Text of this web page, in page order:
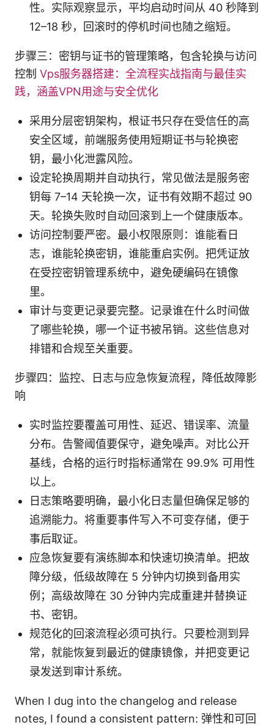
性。实际观察显示，平均启动时间从 40 秒降到
12–18 秒，回滚时的停机时间也随之缩短。
步骤三：密钥与证书的管理策略，包含轮换与访问
控制 Vps服务器搭建：全流程实战指南与最佳实
践，涵盖VPN用途与安全优化
采用分层密钥架构，根证书只存在受信任的高
安全区域，前端服务使用短期证书与轮换密
钥，最小化泄露风险。
设定轮换周期并自动执行，常见做法是服务密
钥每 7–14 天轮换一次，证书有效期不超过 90
天。轮换失败时自动回滚到上一个健康版本。
访问控制要严密。最小权限原则：谁能看日
志，谁能轮换密钥，谁能重启实例。把凭证放
在受控密钥管理系统中，避免硬编码在镜像
里。
审计与变更记录要完整。记录谁在什么时间做
了哪些轮换，哪一个证书被吊销。这些信息对
排错和合规至关重要。
步骤四：监控、日志与应急恢复流程，降低故障影
响
实时监控要覆盖可用性、延迟、错误率、流量
分布。告警阈值要保守，避免噪声。对比公开
基线，合格的运行时指标通常在 99.9% 可用性
以上。
日志策略要明确，最小化日志量但确保足够的
追溯能力。将重要事件写入不可变存储，便于
事后取证。
应急恢复要有演练脚本和快速切换清单。把故
障分级，低级故障在 5 分钟内切换到备用实
例；高级故障在 30 分钟内完成重建并替换证
书、密钥。
规范化的回滚流程必须可执行。只要检测到异
常，就能恢复到最近的健康镜像，并把变更记
录发送到审计系统。
When I dug into the changelog and release
notes, I found a consistent pattern: 弹性和可回